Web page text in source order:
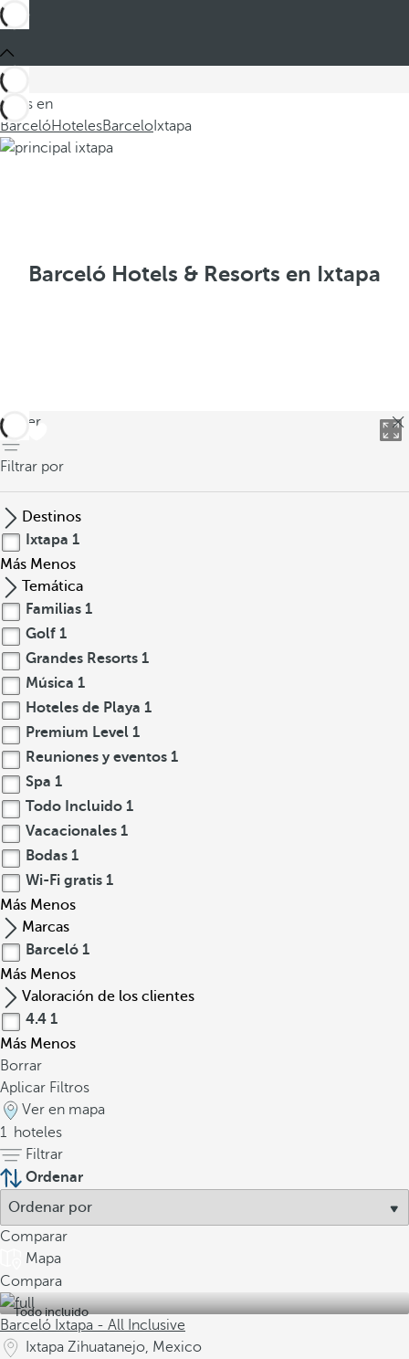
Estás en
BarcelóHotelesBarcelo Ixtapa
Barceló Hotels & Resorts en Ixtapa
volver
Filtrar por
Destinos
Ixtapa 1
Más Menos
Temática
Familias 1
Golf 1
Grandes Resorts 1
Música 1
Hoteles de Playa 1
Premium Level 1
Reuniones y eventos 1
Spa 1
Todo Incluido 1
Vacacionales 1
Bodas 1
Wi-Fi gratis 1
Más Menos
Marcas
Barceló 1
Más Menos
Valoración de los clientes
4.4 1
Más Menos
Borrar
Aplicar Filtros
Ver en mapa
1 hoteles
Filtrar
Ordenar
Comparar
Mapa
Compara
Todo incluido
Barceló Ixtapa - All Inclusive
Ixtapa Zihuatanejo, Mexico